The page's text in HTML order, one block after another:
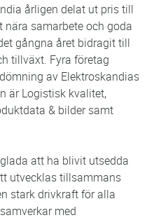
årligen delat ut pris till
nära samarbete och goda
gångna året bidragit till
tillväxt. Fyra företag
av Elektroskandias
är Logistisk kvalitet,
& bilder samt
att ha blivit utsedda
utvecklas tillsammans
stark drivkraft för alla
med